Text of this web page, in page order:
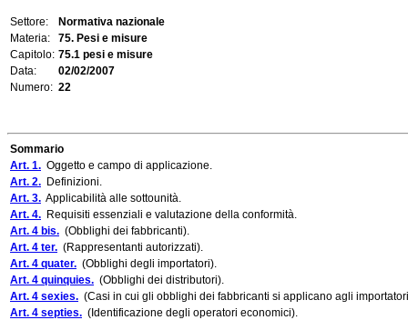
Settore:
Normativa nazionale
Materia:
75. Pesi e misure
Capitolo: 75.1 pesi e misure
Data:
02/02/2007
Numero: 22
Sommario
Art. 1. Oggetto e campo di applicazione.
Art. 2. Definizioni.
Art. 3. Applicabilità alle sottounità.
Art. 4. Requisiti essenziali e valutazione della conformità.
Art. 4 bis. (Obblighi dei fabbricanti).
Art. 4 ter. (Rappresentanti autorizzati).
Art. 4 quater. (Obblighi degli importatori).
Art. 4 quinquies. (Obblighi dei distributori).
Art. 4 sexies. (Casi in cui gli obblighi dei fabbricanti si applicano agli
Art. 4 septies. (Identificazione degli operatori economici).